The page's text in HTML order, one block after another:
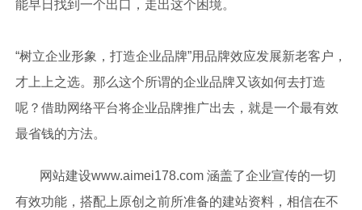
能早日找到一个出口，走出这个困境。
“树立企业形象，打造企业品牌”用品牌效应发展新老客户，
才上上之选。那么这个所谓的企业品牌又该如何去打造
呢？借助网络平台将企业品牌推广出去，就是一个最有效
最省钱的方法。
网站建设www.aimei178.com 涵盖了企业宣传的一切
有效功能，搭配上原创之前所准备的建站资料，相信在不